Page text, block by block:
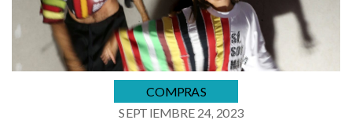
COMPRAS
SEPTIEMBRE 24, 2023